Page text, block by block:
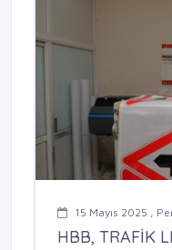
15 Mayıs 2025 ,
HBB, TRAFİK